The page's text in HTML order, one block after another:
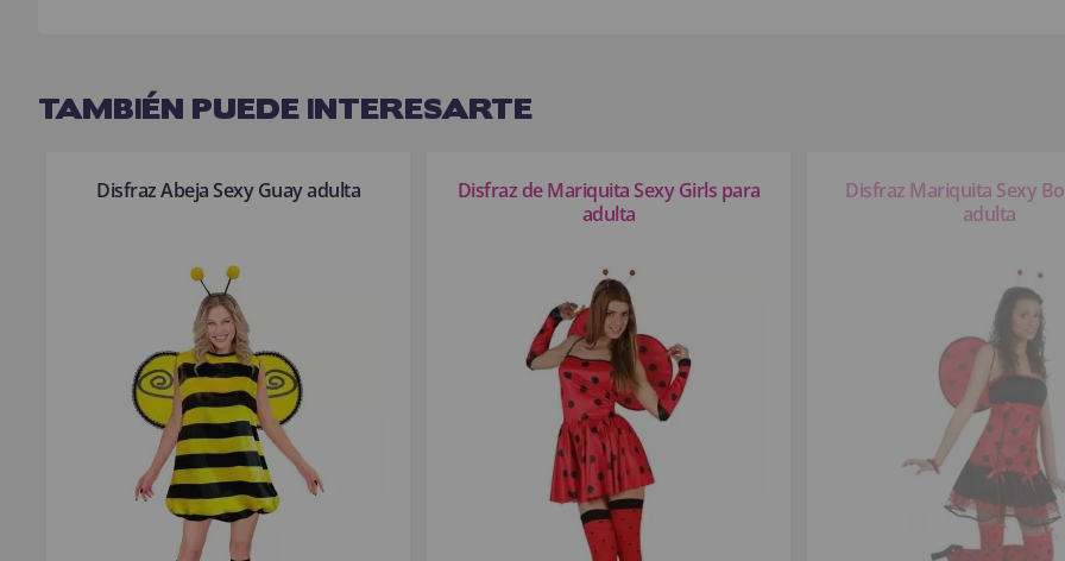
TAMBIÉN PUEDE INTERESARTE
Disfraz Abeja Sexy Guay adulta
Disfraz de Mariquita Sexy Girls para
adulta
Disfraz Mariquita Sexy
adulta